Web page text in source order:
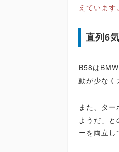
えています。
直列6
B58は
動が少なく
また、タ
ようだ」
ーを両立し